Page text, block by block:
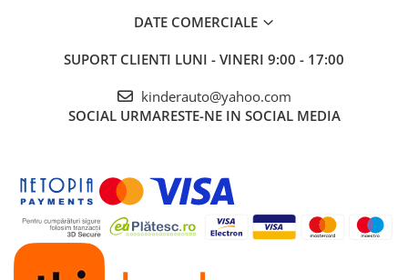
DATE COMERCIALE
SUPORT CLIENTI LUNI - VINERI 9:00 - 17:00
kinderauto@yahoo.com
SOCIAL URMARESTE-NE IN SOCIAL MEDIA